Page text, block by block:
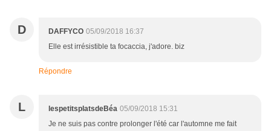
D DAFFYCO 05/09/2018 16:37
Elle est irrésistible ta focaccia, j'adore. biz
Répondre
L lespetitsplatsdeBéa 05/09/2018 15:31
Je ne suis pas contre prolonger l'été car l'automne me fait